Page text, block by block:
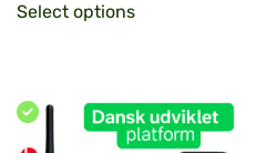
Select options